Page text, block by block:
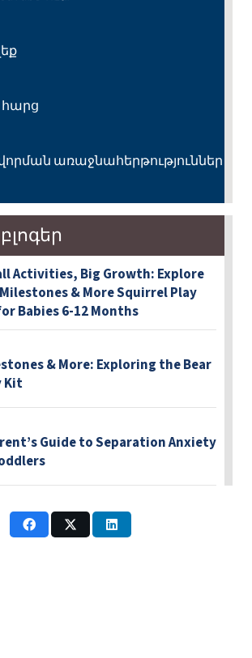
առաջնահերթություններ
Activities, Big Growth: Explore
& More Squirrel Play
Babies 6-12 Months
& More: Exploring the Bear
Kit
Guide to Separation Anxiety